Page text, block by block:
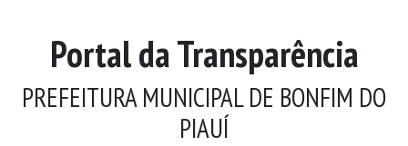
Portal da Transparência
PREFEITURA MUNICIPAL DE BONFIM DO
PIAUÍ